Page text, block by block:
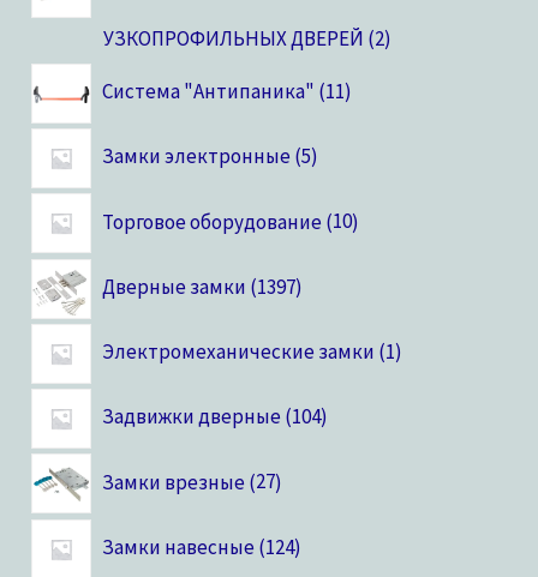
УЗКОПРОФИЛЬНЫХ ДВЕРЕЙ 2
Система "Антипаника" 11
Замки электронные 5
Торговое оборудование 10
Дверные замки 1397
Электромеханические замки 1
Задвижки дверные 104
Замки врезные 27
Замки навесные 124